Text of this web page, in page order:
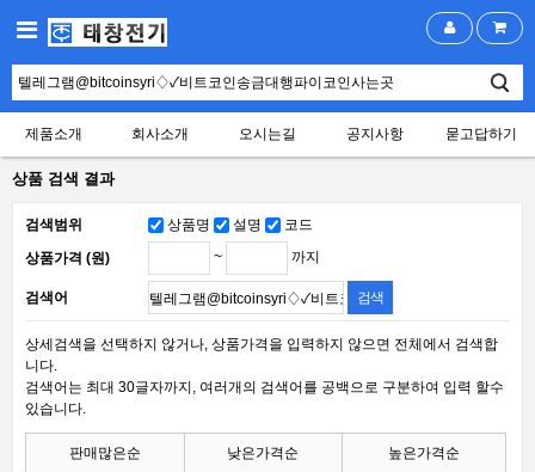
제품소개 회사소개 오시는길 공지사항 묻고답하기
상품 검색 결과
검색범위 상품명 설명
코드
상품가격 (원)
~ 까지
검색어
상세검색을 선택하지 않거나, 상품가격을 입력하지 않으면 전체에서 검색합
니다.
검색어는 최대 30글자까지, 여러개의 검색어를 공백으로 구분하여 입력 할수
있습니다.
판매많은순 낮은가격순 높은가격순